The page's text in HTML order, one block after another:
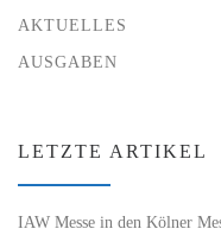
AKTUELLES
AUSGABEN
LETZTE ARTIKEL
IAW Messe in den Kölner